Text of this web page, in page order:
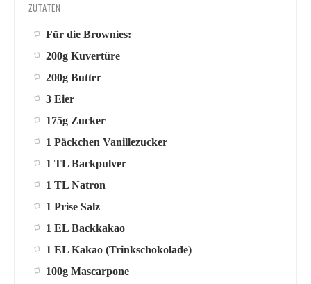
ZUTATEN
Für die Brownies:
200g Kuvertüre
200g Butter
3 Eier
175g Zucker
1 Päckchen Vanillezucker
1 TL Backpulver
1 TL Natron
1 Prise Salz
1 EL Backkakao
1 EL Kakao (Trinkschokolade)
100g Mascarpone